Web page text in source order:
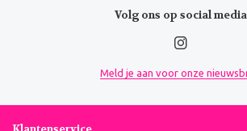
Volg ons op social media
Meld je aan voor onze